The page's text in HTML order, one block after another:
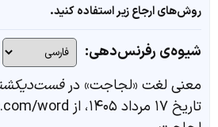
روش‌های ارجاع زیر استفاده کنید.
شیوه‌ی رفرنس‌دهی:
معنی لغت «لجاجت» در